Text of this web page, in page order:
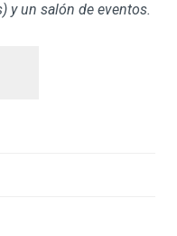
y un salón de eventos.